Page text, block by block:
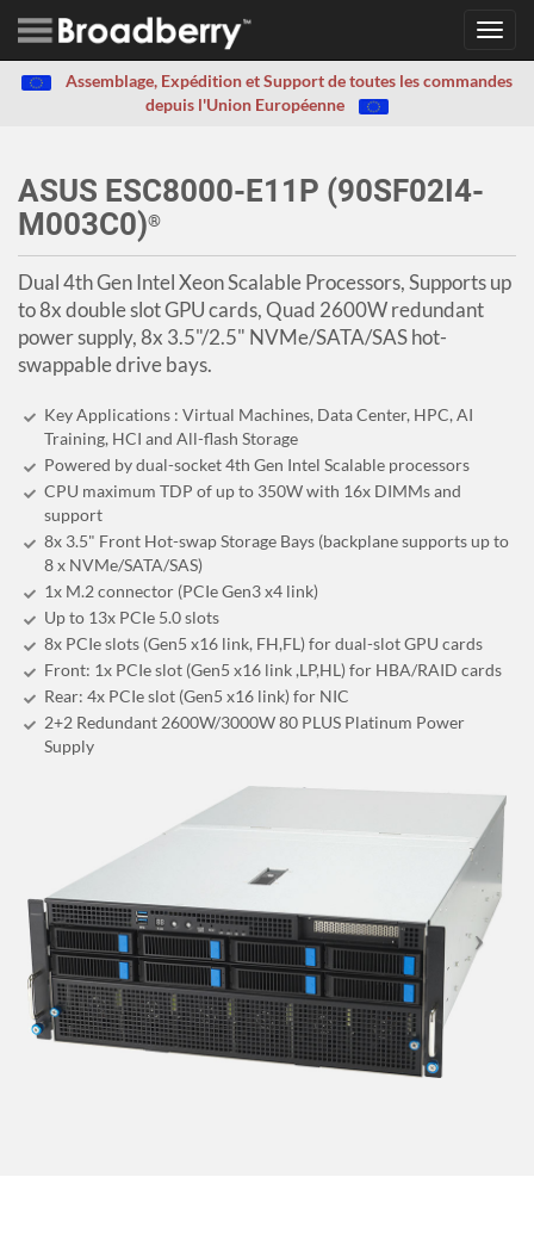
Assemblage, Expédition et Support de toutes les commandes
depuis l'Union Européenne
ASUS ESC8000-E11P (90SF02I4-
M003C0)®
Dual 4th Gen Intel Xeon Scalable Processors, Supports up
to 8x double slot GPU cards, Quad 2600W redundant
power supply, 8x 3.5"/2.5" NVMe/SATA/SAS hot-
swappable drive bays.
Key Applications : Virtual Machines, Data Center, HPC, AI
Training, HCI and All-flash Storage
Powered by dual-socket 4th Gen Intel Scalable processors
CPU maximum TDP of up to 350W with 16x DIMMs and
support
8x 3.5" Front Hot-swap Storage Bays (backplane supports up to
8 x NVMe/SATA/SAS)
1x M.2 connector (PCIe Gen3 x4 link)
Up to 13x PCIe 5.0 slots
8x PCIe slots (Gen5 x16 link, FH,FL) for dual-slot GPU cards
Front: 1x PCIe slot (Gen5 x16 link ,LP,HL) for HBA/RAID cards
Rear: 4x PCIe slot (Gen5 x16 link) for NIC
2+2 Redundant 2600W/3000W 80 PLUS Platinum Power
Supply